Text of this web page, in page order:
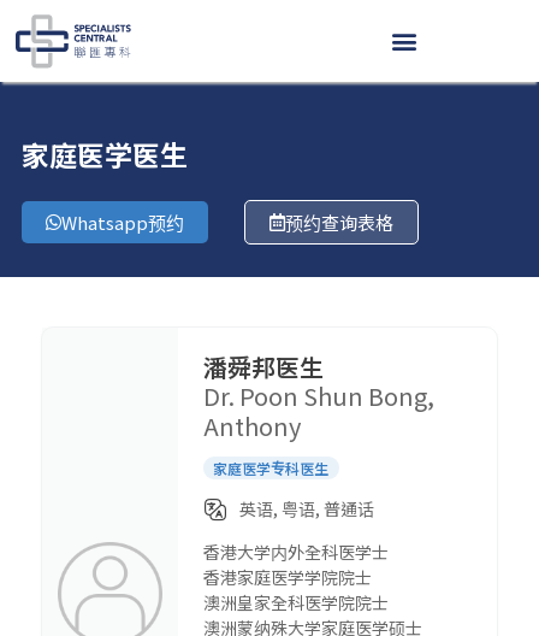
至
家庭医学医生
Whatsapp预约 预约查询表格
潘舜邦医生
Dr. Poon Shun Bong,
Anthony
家庭医学专科医生
英语, 粤语, 普通话
香港大学内外全科医学士
香港家庭医学学院院士
澳洲皇家全科医学院院士
澳洲蒙纳殊大学家庭医学硕士